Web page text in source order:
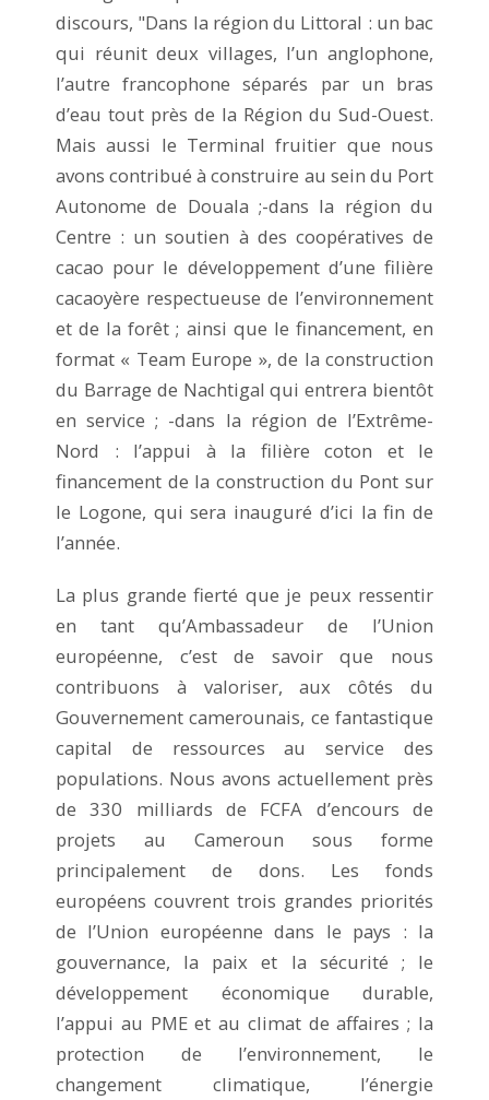
discours, "Dans la région du Littoral : un bac
qui réunit deux villages, l’un anglophone,
l’autre francophone séparés par un bras
d’eau tout près de la Région du Sud-Ouest.
Mais aussi le Terminal fruitier que nous
avons contribué à construire au sein du Port
Autonome de Douala ;-dans la région du
Centre : un soutien à des coopératives de
cacao pour le développement d’une filière
cacaoyère respectueuse de l’environnement
et de la forêt ; ainsi que le financement, en
format « Team Europe », de la construction
du Barrage de Nachtigal qui entrera bientôt
en service ; -dans la région de l’Extrême-
Nord : l’appui à la filière coton et le
financement de la construction du Pont sur
le Logone, qui sera inauguré d’ici la fin de
l’année.
La plus grande fierté que je peux ressentir
en tant qu’Ambassadeur de l’Union
européenne, c’est de savoir que nous
contribuons à valoriser, aux côtés du
Gouvernement camerounais, ce fantastique
capital de ressources au service des
populations. Nous avons actuellement près
de 330 milliards de FCFA d’encours de
projets au Cameroun sous forme
principalement de dons. Les fonds
européens couvrent trois grandes priorités
de l’Union européenne dans le pays : la
gouvernance, la paix et la sécurité ; le
développement économique durable,
l’appui au PME et au climat de affaires ; la
protection de l’environnement, le
changement climatique, l’énergie